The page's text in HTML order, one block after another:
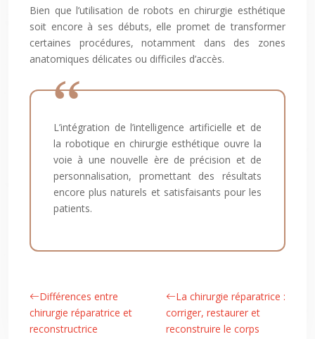
Bien que l’utilisation de robots en chirurgie esthétique
soit encore à ses débuts, elle promet de transformer
certaines procédures, notamment dans des zones
anatomiques délicates ou difficiles d’accès.
L’intégration de l’intelligence artificielle et de
la robotique en chirurgie esthétique ouvre la
voie à une nouvelle ère de précision et de
personnalisation, promettant des résultats
encore plus naturels et satisfaisants pour les
patients.
Différences entre
chirurgie réparatrice et
reconstructrice
La chirurgie réparatrice :
corriger, restaurer et
reconstruire le corps